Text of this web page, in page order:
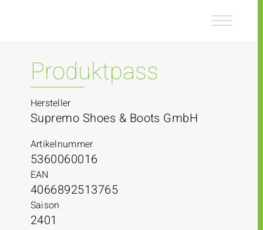
Produktpass
Hersteller
Supremo Shoes & Boots GmbH
Artikelnummer
5360060016
EAN
4066892513765
Saison
2401